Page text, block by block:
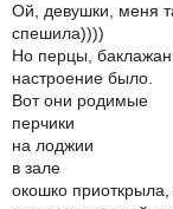
Ой, девушки, меня
спешила))))
Но перцы,
настроение было.
Вот они родимые
перчики
на лоджии
в зале
окошко